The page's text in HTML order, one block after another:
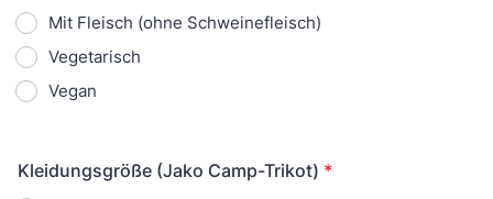
Mit Fleisch (ohne Schweinefleisch)
Vegetarisch
Vegan
Kleidungsgröße (Jako Camp-Trikot) *